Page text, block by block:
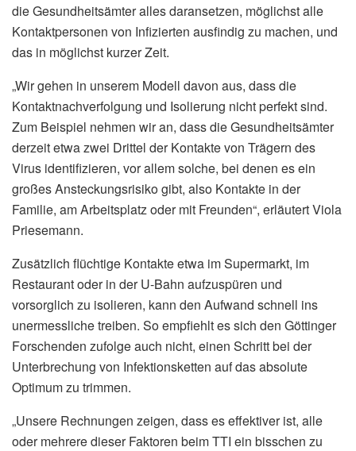
die Gesundheitsämter alles daransetzen, möglichst alle
Kontaktpersonen von Infizierten ausfindig zu machen, und
das in möglichst kurzer Zeit.
„Wir gehen in unserem Modell davon aus, dass die
Kontaktnachverfolgung und Isolierung nicht perfekt sind.
Zum Beispiel nehmen wir an, dass die Gesundheitsämter
derzeit etwa zwei Drittel der Kontakte von Trägern des
Virus identifizieren, vor allem solche, bei denen es ein
großes Ansteckungsrisiko gibt, also Kontakte in der
Familie, am Arbeitsplatz oder mit Freunden“, erläutert Viola
Priesemann.
Zusätzlich flüchtige Kontakte etwa im Supermarkt, im
Restaurant oder in der U-Bahn aufzuspüren und
vorsorglich zu isolieren, kann den Aufwand schnell ins
unermessliche treiben. So empfiehlt es sich den Göttinger
Forschenden zufolge auch nicht, einen Schritt bei der
Unterbrechung von Infektionsketten auf das absolute
Optimum zu trimmen.
„Unsere Rechnungen zeigen, dass es effektiver ist, alle
oder mehrere dieser Faktoren beim TTI ein bisschen zu